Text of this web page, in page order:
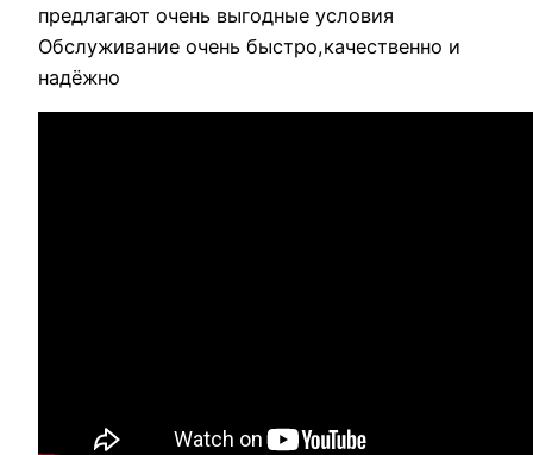
предлагают очень выгодные условия
Обслуживание очень быстро,качественно и
надёжно